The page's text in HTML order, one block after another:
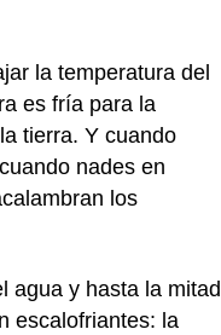
la temperatura del
es fría para la
tierra. Y cuando
nades en
los
agua y hasta la mitad
escalofriantes: la